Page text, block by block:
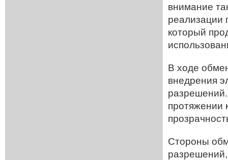
внимание
реализации
который
В ходе
внедрения
протяжении
Стороны